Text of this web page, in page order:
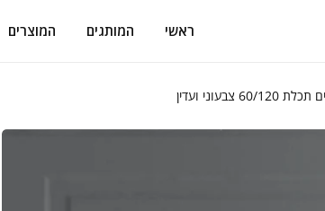
ראשי המותגים המוצרים
ועדין